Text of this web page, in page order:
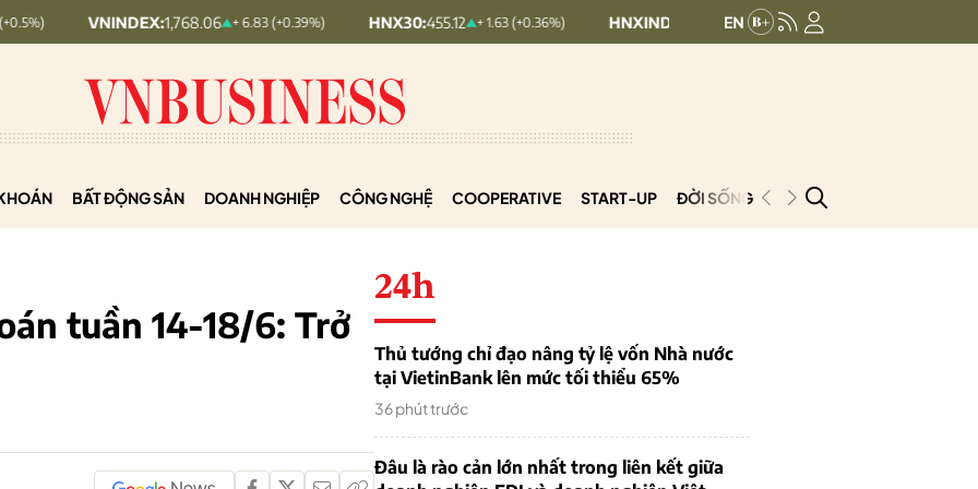
VNINDEX: 1,768.06 + 6.83 (+0.39%) HNX30: 455.12 + 1.63 (+0.36%) HNXINDEX: 293.44 + 0.25 (+0.09%) UPCOMINDEX:
BẤT ĐỘNG SẢN DOANH NGHIỆP CÔNG NGHỆ COOPERATIVE START-UP ĐỜI SỐNG PODCAST
tuần 14-18/6: Trở
24h
Thủ tướng chỉ đạo nâng tỷ lệ vốn Nhà nước
tại VietinBank lên mức tối thiểu 65%
36 phút trước
Đâu là rào cản lớn nhất trong liên kết giữa